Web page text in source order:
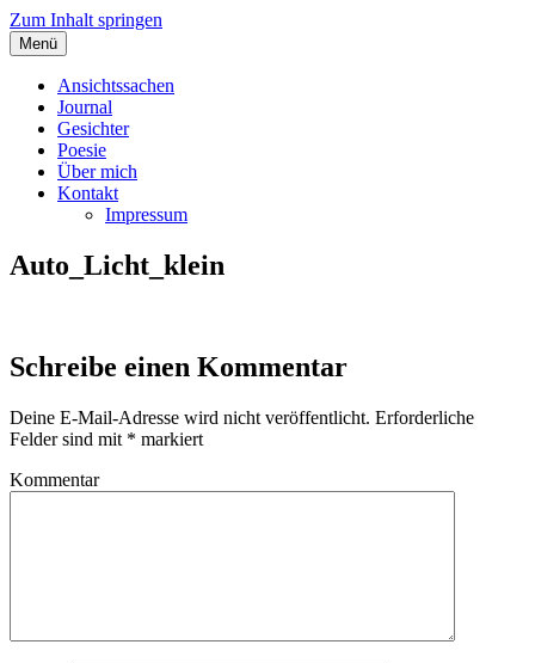
Zum Inhalt springen
Angelas Ansichtssachen
Menü
Ansichtssachen
Journal
Gesichter
Poesie
Über mich
Kontakt
Impressum
Auto_Licht_klein
Schreibe einen Kommentar
Deine E-Mail-Adresse wird nicht veröffentlicht. Erforderliche
Felder sind mit * markiert
Kommentar